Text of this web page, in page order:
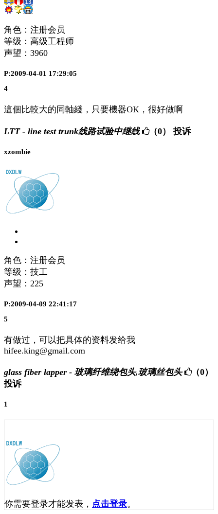
角色：注册会员
等级：高级工程师
声望： 3960
P:2009-04-01 17:29:05
4
這個比較大的同軸綫，只要機器OK，很好做啊
LTT - line test trunk线路试验中继线 （0） 投诉
xzombie
角色：注册会员
等级：技工
声望： 225
P:2009-04-09 22:41:17
5
有做过，可以把具体的资料发给我
hifee.king@gmail.com
glass fiber lapper - 玻璃纤维绕包头,玻璃丝包头
（0）
投诉
1
你需要登录才能发表， 点击登录。